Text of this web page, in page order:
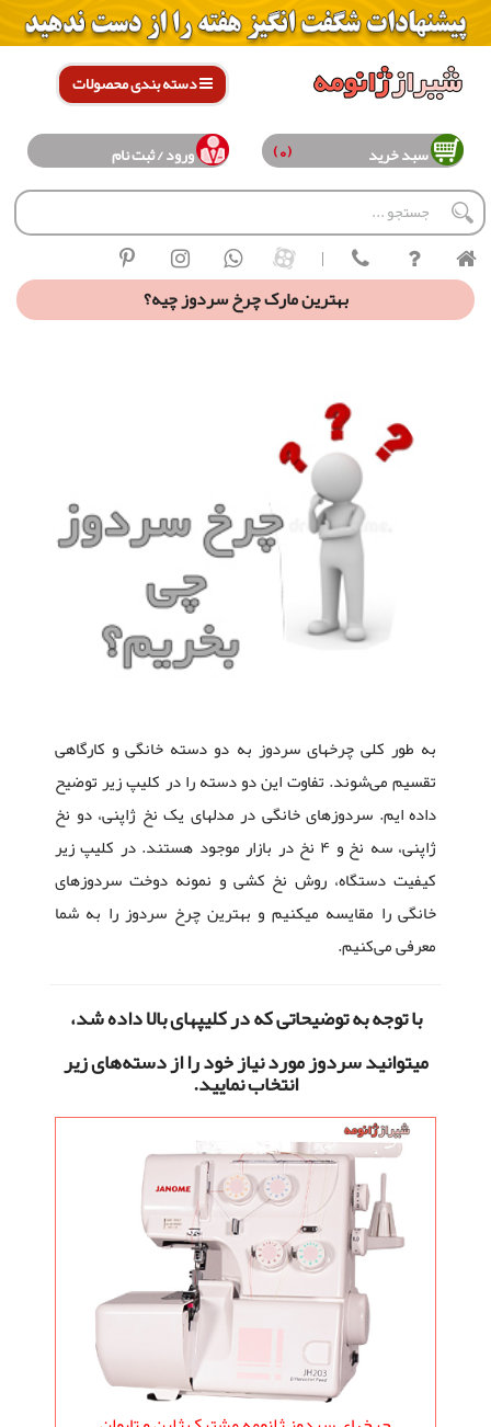
دسته بندی محصولات
سبد خرید (0) ورود / ثبت نام
|
بهترین مارک چرخ سردوز چیه؟
به طور کلی چرخهای سردوز به دو دسته خانگی و کارگاهی
تقسیم می‌شوند. تفاوت این دو دسته را در کلیپ زیر توضیح
داده ایم. سردوزهای خانگی در مدلهای یک نخ ژاپنی، دو نخ
ژاپنی، سه نخ و ۴ نخ در بازار موجود هستند. در کلیپ زیر
کیفیت دستگاه، روش نخ کشی و نمونه دوخت سردوزهای
خانگی را مقایسه میکنیم و بهترین چرخ سردوز را به شما
معرفی می‌کنیم.
با توجه به توضیحاتی که در کلیپهای بالا داده شد،
میتوانید سردوز مورد نیاز خود را از دسته‌های زیر
انتخاب نمایید.